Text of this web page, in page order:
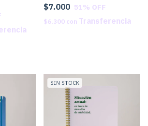
$7.000 51% OFF
$6.300 con
SIN STOCK